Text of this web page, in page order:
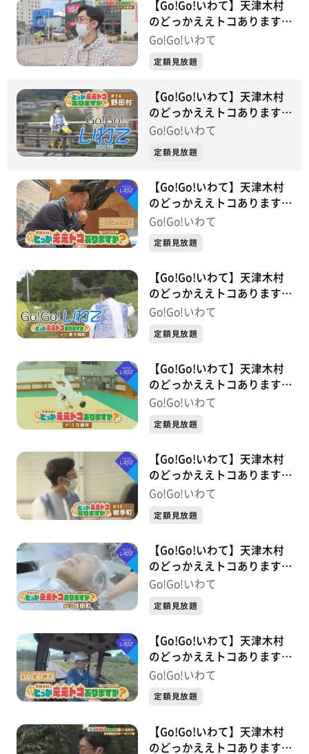
【Go!Go!いわて】天津木村
のどっかええトコあります
か？ #15 久慈市
Go!Go!いわて
定額見放題
【Go!Go!いわて】天津木村
のどっかええトコあります
か？ #14 野田村
Go!Go!いわて
定額見放題
【Go!Go!いわて】天津木村
のどっかええトコあります
か？ 2周目 #14 陸前高田市
Go!Go!いわて
定額見放題
【Go!Go!いわて】天津木村
のどっかええトコあります
か？ #13 金ケ崎町
Go!Go!いわて
定額見放題
【Go!Go!いわて】天津木村
のどっかええトコあります
か？ 2周目 #13 久慈市
Go!Go!いわて
定額見放題
【Go!Go!いわて】天津木村
のどっかええトコあります
か？ #12 岩手町
Go!Go!いわて
定額見放題
【Go!Go!いわて】天津木村
のどっかええトコあります
か？ 2周目 #12 住田町
Go!Go!いわて
定額見放題
【Go!Go!いわて】天津木村
のどっかええトコあります
か？ 2周目 #11 金ケ崎町
Go!Go!いわて
定額見放題
【Go!Go!いわて】天津木村
のどっかええトコあります